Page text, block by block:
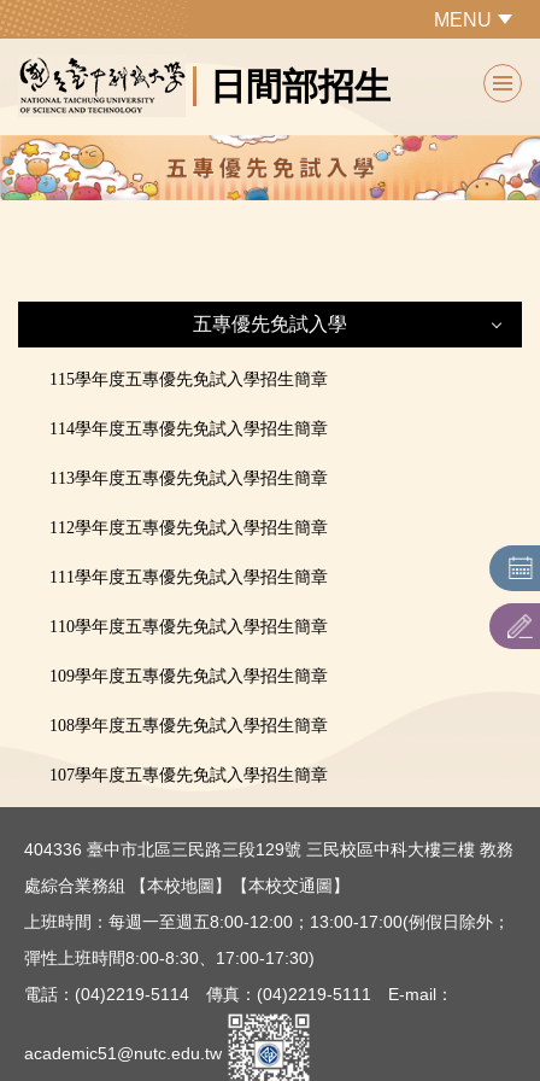
跳
主
要
內
容
區
日間部招生
MENU
五專優先免試入學
五專優先免試入學
招生重要日程
招生簡章
各系所招生相關資訊網
聯合招生：主辦單位連結
表件下載
歷年最低錄取分數
通知單下載
115學年度五專優先免試入學招生簡章
114學年度五專優先免試入學招生簡章
113學年度五專優先免試入學招生簡章
112學年度五專優先免試入學招生簡章
111學年度五專優先免試入學招生簡章
110學年度五專優先免試入學招生簡章
109學年度五專優先免試入學招生簡章
108學年度五專優先免試入學招生簡章
107學年度五專優先免試入學招生簡章
404336 臺中市北區三民路三段129號 三民校區中科大樓三樓 教務
處綜合業務組
【本校地圖】
【本校交通圖】
上班時間：每週一至週五8:00-12:00；13:00-17:00(例假日除外；
彈性上班時間8:00-8:30、17:00-17:30)
電話：(04)2219-5114 傳真：(04)2219-5111 E-mail：
academic51@nutc.edu.tw